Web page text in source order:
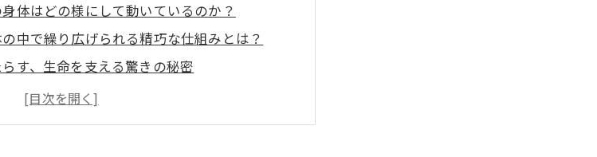
体はどの様にして動いているのか？
中で繰り広げられる精巧な仕組みとは？
す、生命を支える驚きの秘密
解して、リラクゼーション効果を高める方法
技術：日常に取り入れたい人体の秘密